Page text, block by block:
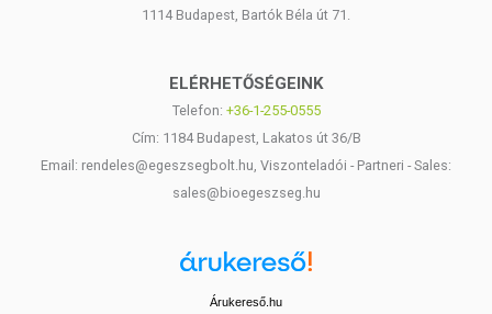
1114 Budapest, Bartók Béla út 71.
ELÉRHETŐSÉGEINK
Telefon: +36-1-255-0555
Cím: 1184 Budapest, Lakatos út 36/B
Email: rendeles@egeszsegbolt.hu, Viszonteladói - Partneri - Sales:
sales@bioegeszseg.hu
Árukereső.hu